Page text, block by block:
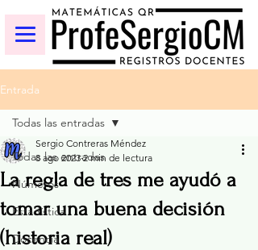
Entrada
Todas las entradas
Números
Estadística
Docencia
Todas las entradas
La regla de tres me ayudó a
tomar una buena decisión
(historia real)
Sergio Contreras Méndez
8 ago 2023 2 min de lectura